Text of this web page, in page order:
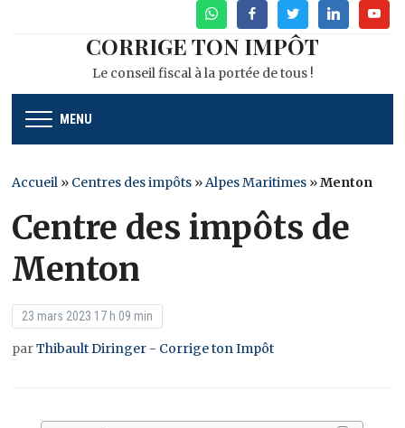
WhatsAppFacebookTwitterLinkedin
CORRIGE TON IMPÔT
Le conseil fiscal à la portée de tous !
MENU
Accueil » Centres des impôts »Alpes Maritimes »Menton
Centre des impôts de
Menton
23 mars 2023 17 h 09 min
parThibault Diringer - Corrige ton Impôt